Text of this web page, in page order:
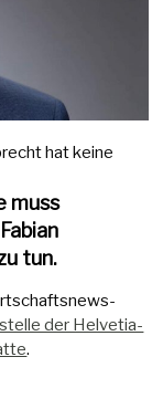
hat keine
muss
tun.
der Helvetia-
.